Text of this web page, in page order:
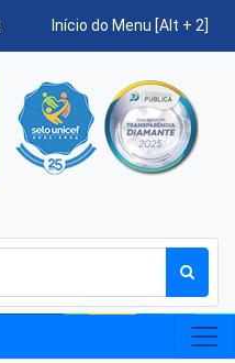
Início do Menu [Alt + 2]